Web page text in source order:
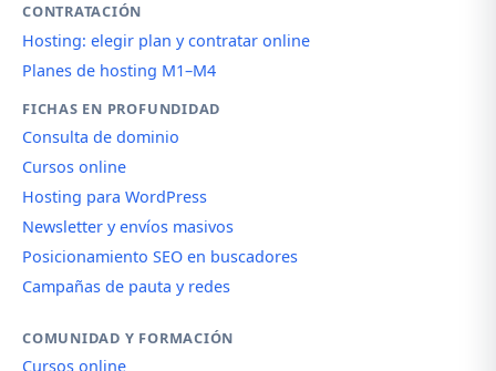
CONTRATACIÓN
Hosting: elegir plan y contratar online
Planes de hosting M1–M4
FICHAS EN PROFUNDIDAD
Consulta de dominio
Cursos online
Hosting para WordPress
Newsletter y envíos masivos
Posicionamiento SEO en buscadores
Campañas de pauta y redes
COMUNIDAD Y FORMACIÓN
Cursos online